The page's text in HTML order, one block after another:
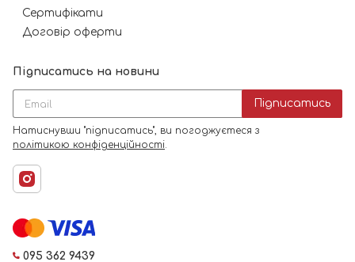
Сертифікати
Договір оферти
Підписатись на новини
Підписатись
Натиснувши "підписатись", ви погоджуєтеся з
політикою конфіденційності.
095 362 9439